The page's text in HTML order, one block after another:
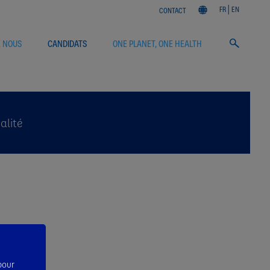
NOUS CANDIDATS ONE PLANET, ONE HEALTH
CONTACT FR EN